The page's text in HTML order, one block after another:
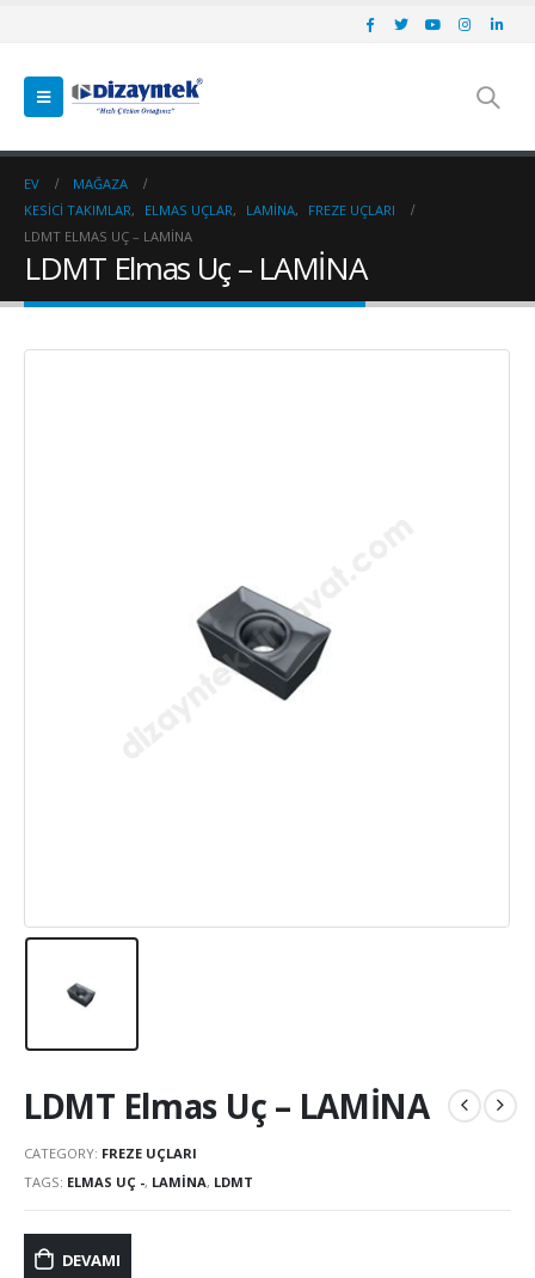
EV
MAĞAZA
KESICI TAKIMLAR, ELMAS UÇLAR, LAMINA,
FREZE UÇLARI
LDMT ELMAS UÇ – LAMİNA
LDMT Elmas Uç – LAMİNA
LDMT Elmas Uç – LAMİNA
CATEGORY: FREZE UÇLARI
TAGS: ELMAS UÇ -, LAMİNA, LDMT
DEVAMI